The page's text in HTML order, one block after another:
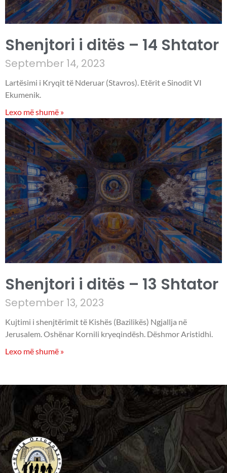
Shenjtori i ditës – 14 Shtator
September 14, 2023
Lartësimi i Kryqit të Nderuar (Stavros). Etërit e Sinodit VI
Ekumenik.
Lexo më shumë »
Shenjtori i ditës – 13 Shtator
September 13, 2023
Kujtimi i shenjtërimit të Kishës (Bazilikës) Ngjallja në
Jerusalem. Oshënar Kornili kryeqindësh. Dëshmor Aristidhi.
Lexo më shumë »